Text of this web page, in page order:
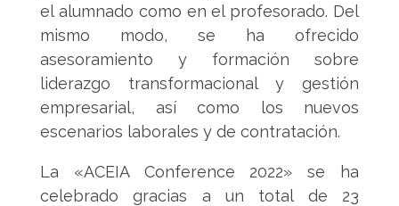
el alumnado como en el profesorado. Del
mismo modo, se ha ofrecido
asesoramiento y formación sobre
liderazgo transformacional y gestión
empresarial, así como los nuevos
escenarios laborales y de contratación.
La «ACEIA Conference 2022» se ha
celebrado gracias a un total de 23